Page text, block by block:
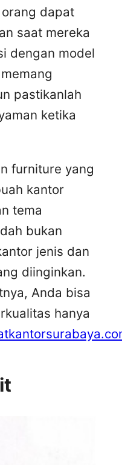
dapat
saat mereka
dengan model
pastikanlah
ketika
furniture yang
kantor
tema
bukan
jenis dan
diinginkan.
Anda bisa
hanya